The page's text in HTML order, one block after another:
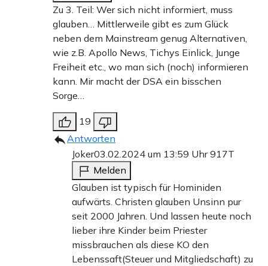
Zu 3. Teil: Wer sich nicht informiert, muss
glauben… Mittlerweile gibt es zum Glück
neben dem Mainstream genug Alternativen,
wie z.B. Apollo News, Tichys Einlick, Junge
Freiheit etc., wo man sich (noch) informieren
kann. Mir macht der DSA ein bisschen
Sorge…
19
Antworten
Joker03.02.2024 um 13:59 Uhr917T
Melden
Glauben ist typisch für Hominiden
aufwärts. Christen glauben Unsinn pur
seit 2000 Jahren. Und lassen heute noch
lieber ihre Kinder beim Priester
missbrauchen als diese KO den
Lebenssaft(Steuer und Mitgliedschaft) zu